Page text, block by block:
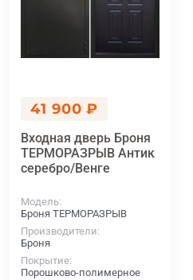
41 900 ₽
Входная дверь Броня
ТЕРМОРАЗРЫВ Антик
серебро/Венге
Модель
Броня ТЕРМОРАЗРЫВ
Производители
Броня
Покрытие
Порошково-полимерное